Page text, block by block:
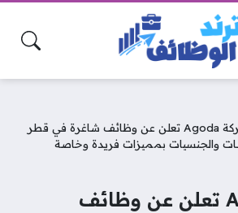
شركة Agoda تعلن عن وظائف شاغرة في قطر
والجنسيات بمميزات فريدة وخاصة
شركة Agoda تعلن عن وظائف